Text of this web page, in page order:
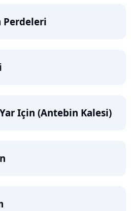
Perdeleri
Için (Antebin Kalesi)